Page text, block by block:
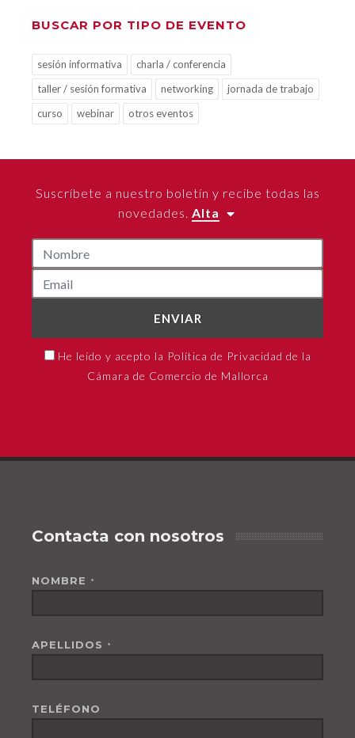
BUSCAR POR TIPO DE EVENTO
sesión informativa
charla / conferencia
taller / sesión formativa
networking
jornada de trabajo
curso
webinar otros eventos
Suscríbete a nuestro boletín y recibe todas las
novedades. Alta
ENVIAR
He leído y acepto la Política de Privacidad de la
Cámara de Comercio de Mallorca
Contacta con nosotros
NOMBRE *
APELLIDOS *
TELÉFONO